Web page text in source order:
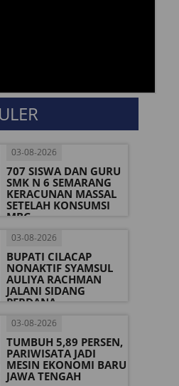
03-08-2026
707 SISWA DAN GURU
SMK N 6 SEMARANG
KERACUNAN MASSAL
SETELAH KONSUMSI
MBG
03-08-2026
BUPATI CILACAP
NONAKTIF SYAMSUL
AULIYA RACHMAN
JALANI SIDANG
PERDANA
03-08-2026
TUMBUH 5,89 PERSEN,
PARIWISATA JADI
MESIN EKONOMI BARU
JAWA TENGAH